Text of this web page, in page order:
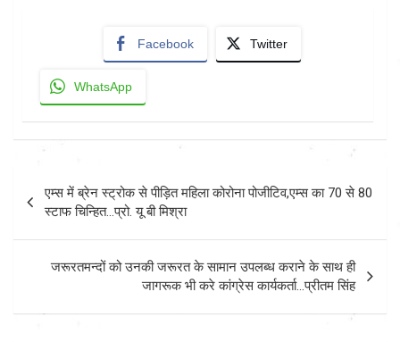
Facebook Twitter
WhatsApp
navigation
एम्स में ब्रेन स्ट्रोक से पीड़ित महिला कोरोना पोजीटिव,एम्स का 70 से 80
स्टाफ चिन्हित…प्रो. यू बी मिश्रा
जरूरतमन्दों को उनकी जरूरत के सामान उपलब्ध कराने के साथ ही
जागरूक भी करे कांग्रेस कार्यकर्ता…प्रीतम सिंह